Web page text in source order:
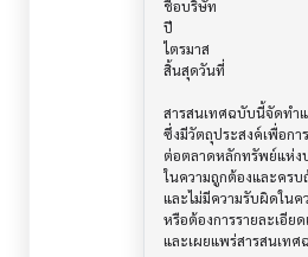
ชื่อบริษัท                               			 : บริษัท ทีพีซี เพาเวอร์โฮลดิ้ง จำกัด (
ปี                                     			 : 2025
ไตรมาส                                			 :
สิ้นสุดวันที่                              			 : 30 ก.ย.
สารสนเทศฉบับนี้จัดทำ
ซึ่งมีวัตถุประสงค์เพื่อก
ต่อตลาดหลักทรัพย์แห่ง
ในความถูกต้องและคร
และไม่มีความรับผิดใน
หรือต้องการรายละเอี
และเผยแพร่สารสนเท